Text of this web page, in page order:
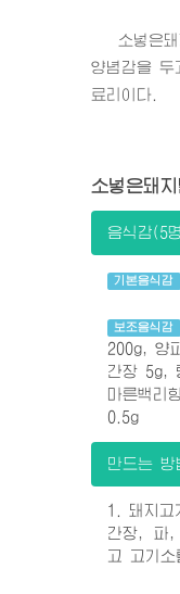
소넣은돼
양념감을
료리이다.
소넣은돼
음식감(5
기본음식감
보조음식감
200g, 양
간장 5g,
마른백
0.5g
만드는 방
1. 돼지고
간장, 파,
고 고기소